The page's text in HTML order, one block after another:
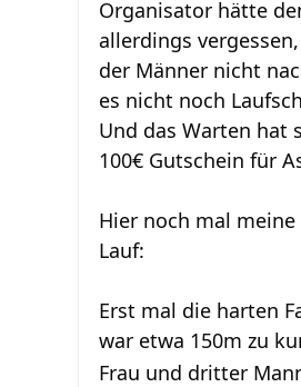
Organisator hätte
allerdings
der Männer nicht
es nicht noch
Und das Warten hat
100€ Gutschein für
Hier noch mal
Lauf:
Erst mal die harten
war etwa 150m zu
Frau und dritter